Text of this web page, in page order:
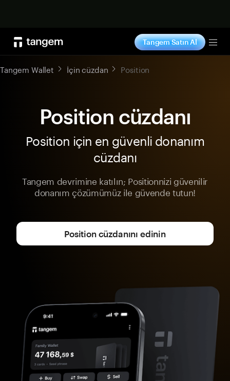
Tangem Satın Al
Tangem Wallet İçin cüzdan Position
Position cüzdanı
Position için en güvenli donanım
cüzdanı
Tangem devrimine katılın; Positionnizi güvenilir
donanım çözümümüz ile güvende tutun!
Position cüzdanını edinin